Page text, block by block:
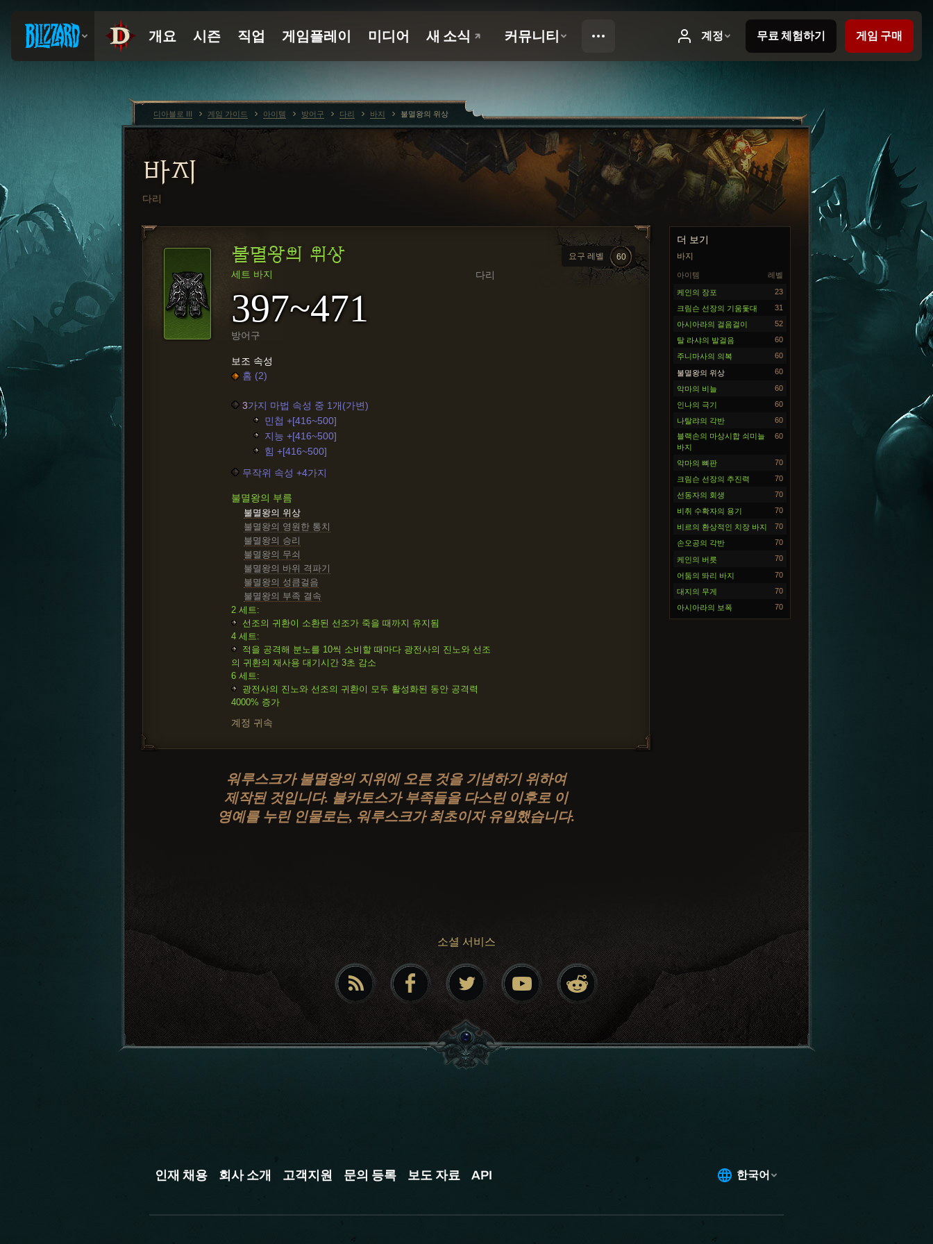
바지
다리
더 보기
바지
레벨
아이템
케인의 장포 23
크림슨 선장의 기움돛대 31
아시아라의 걸음걸이 52
탈 라샤의 발걸음 60
주니마사의 의복 60
불멸왕의 위상 60
악마의 비늘 60
인나의 극기 60
나탈랴의 각반
60
블랙손의 마상시합 쇠미늘
바지
60
악마의 뼈판 70
크림슨 선장의 추진력 70
선동자의 회생 70
비취 수확자의 용기 70
비르의 환상적인 치장 바지 70
손오공의 각반 70
케인의 버릇 70
어둠의 똬리 바지 70
대지의 무게 70
아시아라의 보폭 70
요구 레벨 60
불멸왕의 위상
다리
세트 바지
397~471
방어구
보조 속성
홈 (2)
3가지 마법 속성 중 1개(가변)
민첩 +[416~500]
지능 +[416~500]
힘 +[416~500]
무작위 속성 +4가지
불멸왕의 부름
불멸왕의 위상
불멸왕의 영원한 통치
불멸왕의 승리
불멸왕의 무쇠
불멸왕의 바위 격파기
불멸왕의 성큼걸음
불멸왕의 부족 결속
2 세트:
선조의 귀환이 소환된 선조가 죽을 때까지 유지됨
4 세트:
적을 공격해 분노를 10씩 소비할 때마다 광전사의 진노와 선조
의 귀환의 재사용 대기시간 3초 감소
6 세트:
광전사의 진노와 선조의 귀환이 모두 활성화된 동안 공격력
4000% 증가
계정 귀속
워루스크가 불멸왕의 지위에 오른 것을 기념하기 위하여
제작된 것입니다. 불카토스가 부족들을 다스린 이후로 이
영예를 누린 인물로는, 워루스크가 최초이자 유일했습니다.
소셜 서비스
디아블로 III 게임 가이드 아이템 방어구 다리 바지 불멸왕의 위상